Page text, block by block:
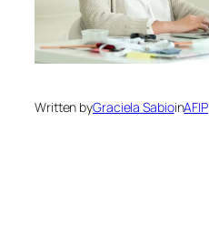
Written byGraciela SabioinAFIP